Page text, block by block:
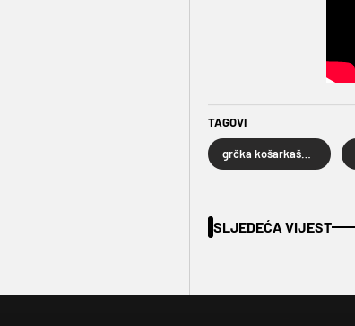
TAGOVI
grčka košarkaška reprezentacija
SLJEDEĆA VIJEST